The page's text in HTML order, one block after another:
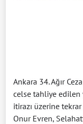
Ankara 34. Ağır
celse tahliye edilen
itirazı üzerine
Onur Evren,